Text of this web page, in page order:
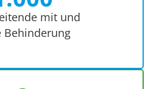
mit und
Behinderung